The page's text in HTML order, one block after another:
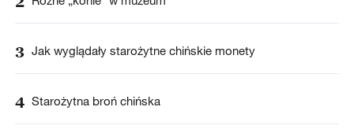
3 Jak wyglądały starożytne chińskie monety
4 Starożytna broń chińska